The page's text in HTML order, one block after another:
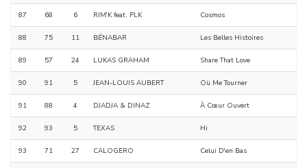
87 68 6 RIM'K feat. PLK Cosmos
88 75 11 BÉNABAR Les Belles Histoires
89 57 24 LUKAS GRAHAM Share That Love
90 91 5 JEAN-LOUIS AUBERT Où Me Tourner
91 88 4 DJADJA & DINAZ À Cœur Ouvert
92 93 5 TEXAS Hi
93 71 27 CALOGERO Celui D'en Bas